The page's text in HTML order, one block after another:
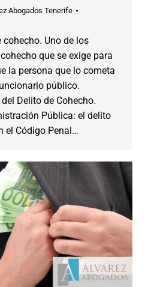
Abogados Tenerife
Uno de los
que se exige para
la persona que lo cometa
público.
Delito de Cohecho.
Pública: el delito
el Código Penal…